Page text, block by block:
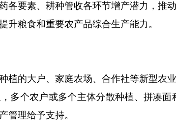
各要素、耕种管收各环节增产潜力，推
升粮食和重要农产品综合生产能力。
的大户、家庭农场、合作社等新型农
多个农户或多个主体分散种植、拼凑
管理给予支持。